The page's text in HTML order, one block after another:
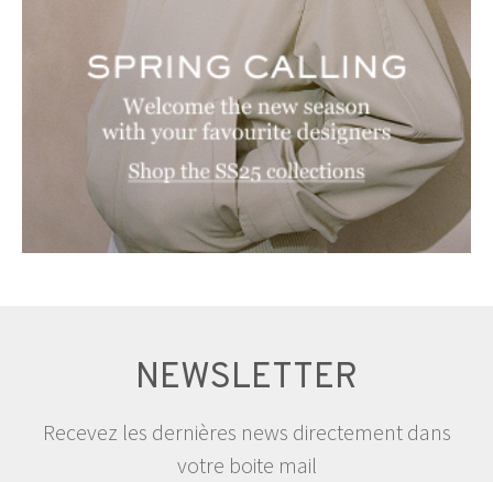
NEWSLETTER
Recevez les dernières news directement dans
votre boite mail